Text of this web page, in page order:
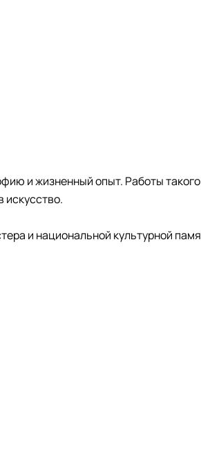
и жизненный опыт. Работы
искусство.
и национальной культурной